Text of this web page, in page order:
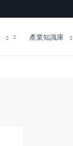
產業知識庫